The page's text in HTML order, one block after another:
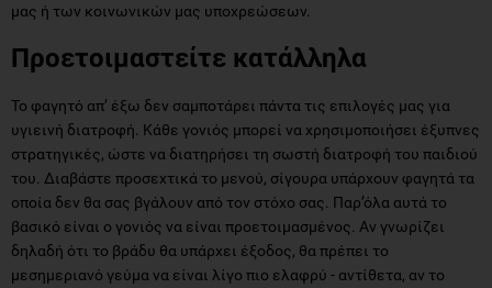
μας ή των κοινωνικών μας υποχρεώσεων.
Προετοιμαστείτε κατάλληλα
Το φαγητό απ’ έξω δεν σαμποτάρει πάντα τις επιλογές μας για
υγιεινή διατροφή. Κάθε γονιός μπορεί να χρησιμοποιήσει έξυπνες
στρατηγικές, ώστε να διατηρήσει τη σωστή διατροφή του παιδιού
του. Διαβάστε προσεχτικά το μενού, σίγουρα υπάρχουν φαγητά τα
οποία δεν θα σας βγάλουν από τον στόχο σας. Παρ’όλα αυτά το
βασικό είναι ο γονιός να είναι προετοιμασμένος. Αν γνωρίζει
δηλαδή ότι το βράδυ θα υπάρχει έξοδος, θα πρέπει το
μεσημεριανό γεύμα να είναι λίγο πιο ελαφρύ - αντίθετα, αν το